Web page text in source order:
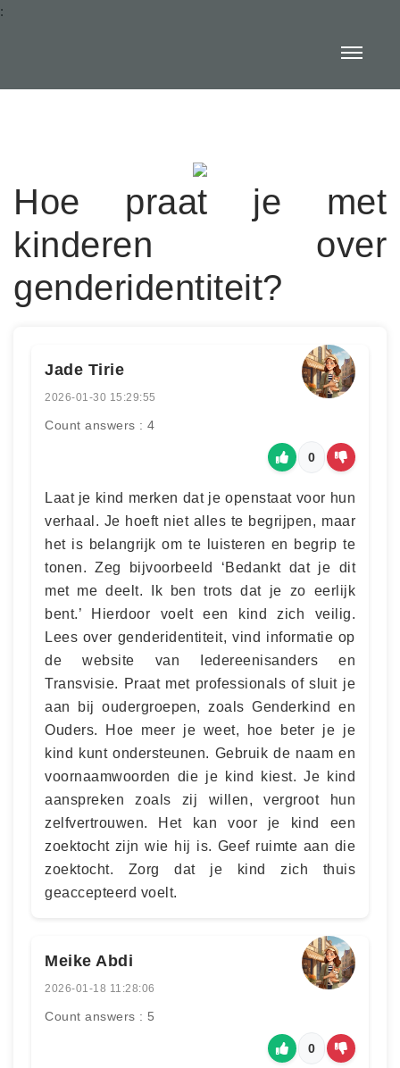
:
Hoe praat je met
kinderen over
genderidentiteit?
Jade Tirie
2026-01-30 15:29:55
Count answers : 4
0
Laat je kind merken dat je openstaat voor hun
verhaal. Je hoeft niet alles te begrijpen, maar
het is belangrijk om te luisteren en begrip te
tonen. Zeg bijvoorbeeld ‘Bedankt dat je dit
met me deelt. Ik ben trots dat je zo eerlijk
bent.’ Hierdoor voelt een kind zich veilig.
Lees over genderidentiteit, vind informatie op
de website van Iedereenisanders en
Transvisie. Praat met professionals of sluit je
aan bij oudergroepen, zoals Genderkind en
Ouders. Hoe meer je weet, hoe beter je je
kind kunt ondersteunen. Gebruik de naam en
voornaamwoorden die je kind kiest. Je kind
aanspreken zoals zij willen, vergroot hun
zelfvertrouwen. Het kan voor je kind een
zoektocht zijn wie hij is. Geef ruimte aan die
zoektocht. Zorg dat je kind zich thuis
geaccepteerd voelt.
Meike Abdi
2026-01-18 11:28:06
Count answers : 5
0